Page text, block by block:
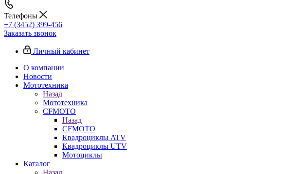
Телефоны
+7 (3452) 399-456
Заказать звонок
Личный кабинет
О компании
Новости
Мототехника
Назад
Мототехника
CFMOTO
Назад
CFMOTO
Квадроциклы ATV
Квадроциклы UTV
Мотоциклы
Каталог
Назад